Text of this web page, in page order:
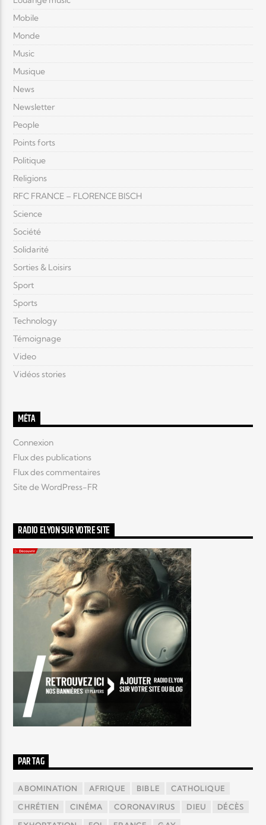
Mobile
Monde
Music
Musique
News
Newsletter
People
Points forts
Politique
Religions
RFC FRANCE – FLORENCE BISCH
Science
Société
Solidarité
Sorties & Loisirs
Sport
Sports
Technology
Témoignage
Video
Vidéos stories
MÉTA
Connexion
Flux des publications
Flux des commentaires
Site de WordPress-FR
RADIO ELYON SUR VOTRE SITE
PAR TAG
ABOMINATION AFRIQUE BIBLE CATHOLIQUE
CHRÉTIEN CINÉMA CORONAVIRUS DIEU DÉCÈS